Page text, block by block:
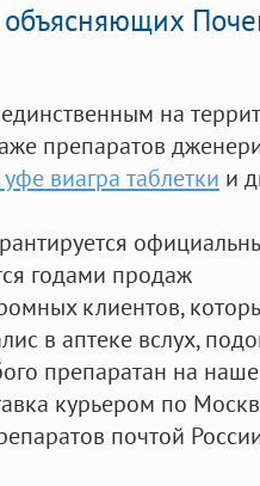
на
препаратов
виагра таблетки и
годами продаж
клиентов,
в аптеке вслух,
препаратан на
курьером по
почтой